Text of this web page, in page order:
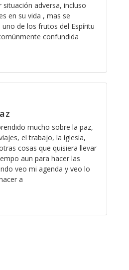
adversa, incluso
en su vida , mas se
de los frutos del Espíritu
confundida
mucho sobre la paz,
el trabajo, la iglesia,
cosas que quisiera llevar
aun para hacer las
veo mi agenda y veo lo
a